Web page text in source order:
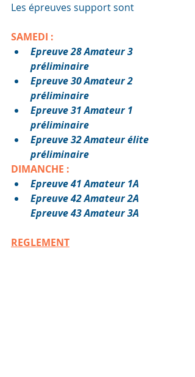
Les épreuves support sont
SAMEDI :
Epreuve 28 Amateur 3
préliminaire
Epreuve 30 Amateur 2
préliminaire
Epreuve 31 Amateur 1
préliminaire
Epreuve 32 Amateur élite
préliminaire
DIMANCHE :
Epreuve 41 Amateur 1A
Epreuve 42 Amateur 2A
Epreuve 43 Amateur 3A
REGLEMENT